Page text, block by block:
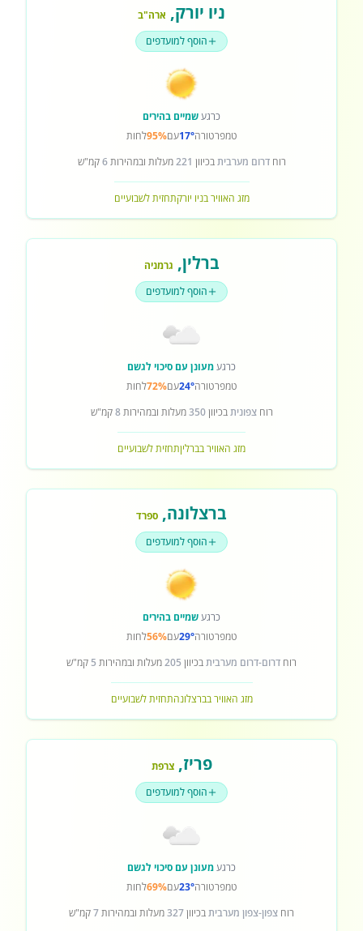
ניו יורק, ארה"ב
הוסף למועדפים
כרגעשמיים בהירים
טמפרטורה17°עם95%לחות
רוחדרום מערביתבכיוון 221מעלות ובמהירות6קמ"ש
מזג האוויר בניו יורקתחזית לשבועיים
ברלין, גרמניה
הוסף למועדפים
כרגעמעונן עם סיכוי לגשם
טמפרטורה24°עם72%לחות
רוחצפוניתבכיוון350מעלות ובמהירות8קמ"ש
מזג האוויר בברליןתחזית לשבועיים
ברצלונה, ספרד
הוסף למועדפים
כרגעשמיים בהירים
טמפרטורה29°עם56%לחות
רוח דרום-דרום מערביתבכיוון 205מעלות ובמהירות 5 קמ"ש
מזג האוויר בברצלונהתחזית לשבועיים
פריז,צרפת
הוסף למועדפים
כרגעמעונן עם סיכוי לגשם
טמפרטורה23°עם69%לחות
רוח צפון-צפון מערביתבכיוון327מעלות ובמהירות7קמ"ש